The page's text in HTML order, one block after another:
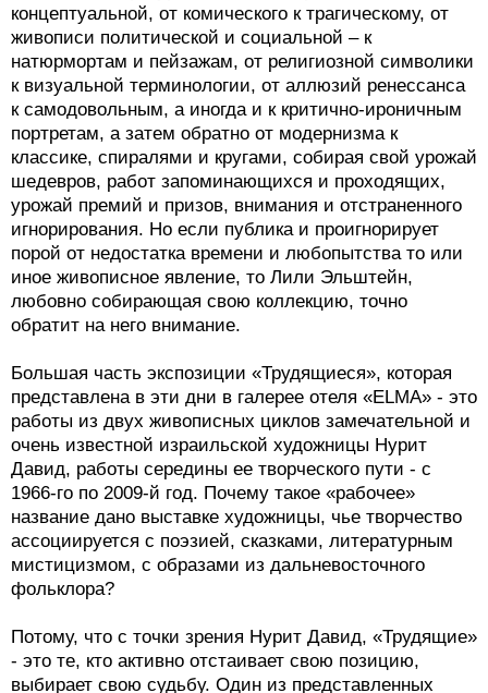
концептуальной, от комического к трагическому, от
живописи политической и социальной – к
натюрмортам и пейзажам, от религиозной символики
к визуальной терминологии, от аллюзий ренессанса
к самодовольным, а иногда и к критично-ироничным
портретам, а затем обратно от модернизма к
классике, спиралями и кругами, собирая свой урожай
шедевров, работ запоминающихся и проходящих,
урожай премий и призов, внимания и отстраненного
игнорирования. Но если публика и проигнорирует
порой от недостатка времени и любопытства то или
иное живописное явление, то Лили Эльштейн,
любовно собирающая свою коллекцию, точно
обратит на него внимание.
Большая часть экспозиции «Трудящиеся», которая
представлена в эти дни в галерее отеля «ELMA» - это
работы из двух живописных циклов замечательной и
очень известной израильской художницы Нурит
Давид, работы середины ее творческого пути - с
1966-го по 2009-й год. Почему такое «рабочее»
название дано выставке художницы, чье творчество
ассоциируется с поэзией, сказками, литературным
мистицизмом, с образами из дальневосточного
фольклора?
Потому, что с точки зрения Нурит Давид, «Трудящие»
- это те, кто активно отстаивает свою позицию,
выбирает свою судьбу. Один из представленных